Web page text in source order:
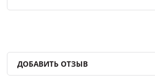
ДОБАВИТЬ ОТЗЫВ